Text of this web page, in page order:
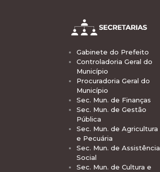
Gabinete do Prefeito
Controladoria Geral do
Município
Procuradoria Geral do
Município
Sec. Mun. de Finanças
Sec. Mun. de Gestão
Pública
Sec. Mun. de Agricultura
e Pecuária
Sec. Mun. de Assistência
Social
Sec. Mun. de Cultura e